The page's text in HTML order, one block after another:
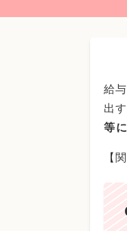
給
出
等
【